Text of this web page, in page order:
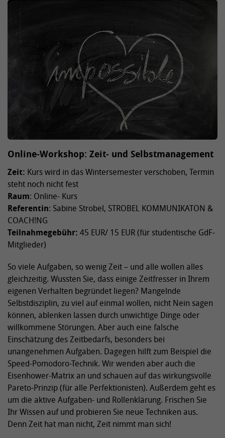
Online-Workshop: Zeit- und Selbstmanagement
Zeit: Kurs wird in das Wintersemester verschoben, Termin
steht noch nicht fest
Raum: Online- Kurs
Referentin: Sabine Strobel, STROBEL KOMMUNIKATON &
COACH!NG
Teilnahmegebühr: 45 EUR/ 15 EUR (für studentische GdF-
Mitglieder)
So viele Aufgaben, so wenig Zeit – und alle wollen alles
gleichzeitig. Wussten Sie, dass einige Zeitfresser in Ihrem
eigenen Verhalten begründet liegen? Mangelnde
Selbstdisziplin, zu viel auf einmal wollen, nicht Nein sagen
können, ablenken lassen durch unwichtige Dinge oder
willkommene Störungen. Aber auch eine falsche
Einschätzung des Zeitbedarfs, besonders bei
unangenehmen Aufgaben. Dagegen hilft zum Beispiel die
Speed-Pomodoro-Technik. Wir wenden aber auch die
Eisenhower-Matrix an und schauen auf das wirkungsvolle
Pareto-Prinzip (für alle Perfektionisten). Außerdem geht es
um die aktive Aufgaben- und Rollenklärung. Frischen Sie
Ihr Wissen auf und probieren Sie neue Techniken aus.
Denn Zeit hat man nicht, Zeit nimmt man sich!